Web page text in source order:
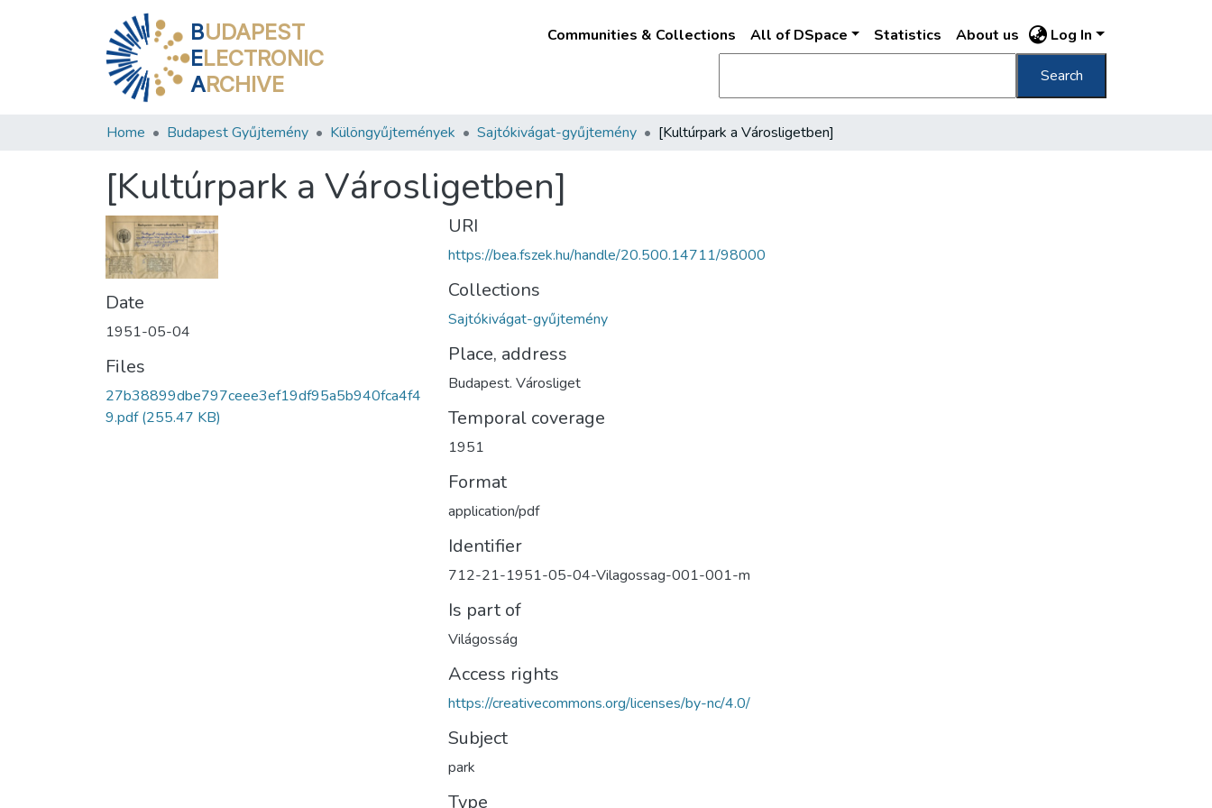
BUDAPEST
ELECTRONIC
ARCHIVE
Communities & Collections All of DSpace Statistics About us Log In
Search
Home Budapest Gyűjtemény Különgyűjtemények Sajtókivágat-gyűjtemény [Kultúrpark a Városligetben]
[Kultúrpark a Városligetben]
Date
1951-05-04
Files
27b38899dbe797ceee3ef19df95a5b940fca4f4
9.pdf(255.47 KB)
URI
https://bea.fszek.hu/handle/20.500.14711/98000
Collections
Sajtókivágat-gyűjtemény
Place, address
Budapest. Városliget
Temporal coverage
1951
Format
application/pdf
Identifier
712-21-1951-05-04-Vilagossag-001-001-m
Is part of
Világosság
Access rights
https://creativecommons.org/licenses/by-nc/4.0/
Subject
park
Type